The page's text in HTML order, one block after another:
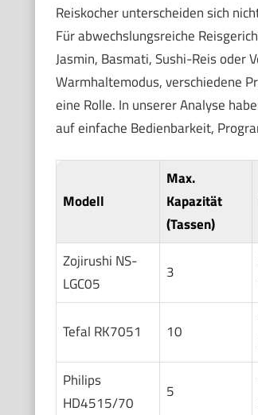
Reiskocher unterscheiden sich
Für abwechslungsreiche
Jasmin, Basmati, Sushi-Reis oder
Warmhaltemodus, verschiedene
eine Rolle. In unserer Analyse
auf einfache Bedienbarkeit,
Modell
Max.
Kapazität
(Tassen)
Zojirushi NS-
LGC05
3
Tefal RK7051 10
Philips
HD4515/70
5